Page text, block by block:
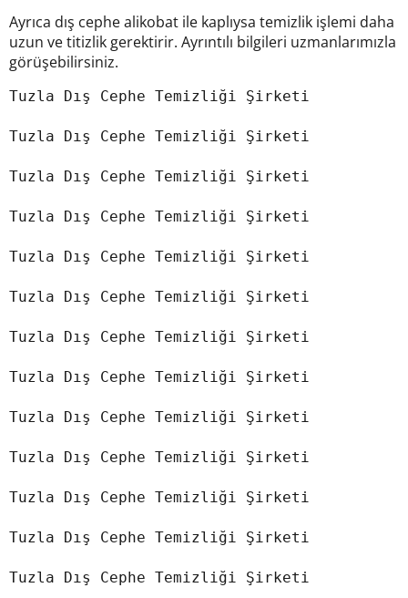
Ayrıca dış cephe alikobat ile kaplıysa temizlik işlemi daha
uzun ve titizlik gerektirir. Ayrıntılı bilgileri uzmanlarımızla
görüşebilirsiniz.
Tuzla Dış Cephe Temizliği Şirketi
Tuzla Dış Cephe Temizliği Şirketi
Tuzla Dış Cephe Temizliği Şirketi
Tuzla Dış Cephe Temizliği Şirketi
Tuzla Dış Cephe Temizliği Şirketi
Tuzla Dış Cephe Temizliği Şirketi
Tuzla Dış Cephe Temizliği Şirketi
Tuzla Dış Cephe Temizliği Şirketi
Tuzla Dış Cephe Temizliği Şirketi
Tuzla Dış Cephe Temizliği Şirketi
Tuzla Dış Cephe Temizliği Şirketi
Tuzla Dış Cephe Temizliği Şirketi
Tuzla Dış Cephe Temizliği Şirketi